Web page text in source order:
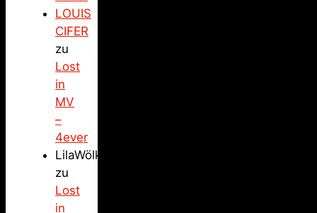
LOUIS
CIFER
zu
Lost
in
MV
–
4ever
LilaWölkchen
zu
Lost
in